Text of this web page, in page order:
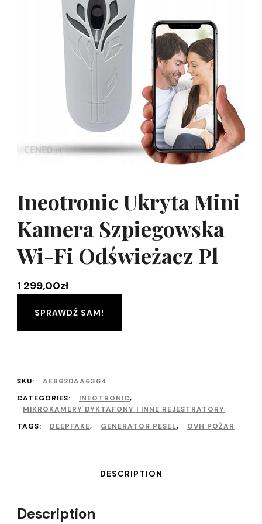
Ineotronic Ukryta Mini
Kamera Szpiegowska
Wi-Fi Odświeżacz Pl
1 299,00zł
SPRAWDŹ SAM!
SKU:
AE862DAA6364
CATEGORIES:
INEOTRONIC,
MIKROKAMERY DYKTAFONY I INNE REJESTRATORY
TAGS:
DEEPFAKE, GENERATOR PESEL, OVH POŻAR
DESCRIPTION
Description